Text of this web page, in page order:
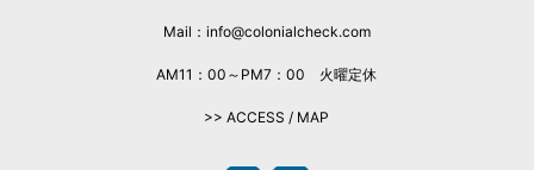
Mail：info@colonialcheck.com
AM11：00～PM7：00 火曜定休
>> ACCESS / MAP